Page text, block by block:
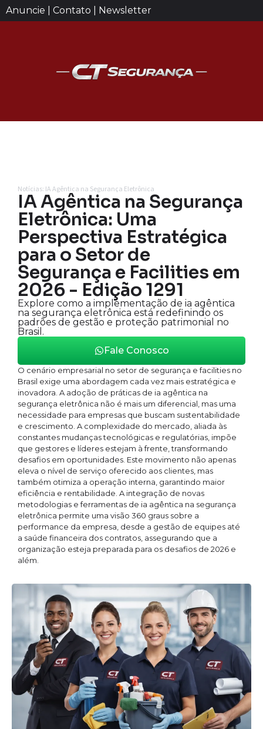
Anuncie | Contato | Newsletter
Notícias: IA Agêntica na Segurança Eletrônica
IA Agêntica na Segurança
Eletrônica: Uma
Perspectiva Estratégica
para o Setor de
Segurança e Facilities em
2026 - Edição 1291
Explore como a implementação de ia agêntica
na segurança eletrônica está redefinindo os
padrões de gestão e proteção patrimonial no
Brasil.
Fale Conosco
O cenário empresarial no setor de segurança e facilities no
Brasil exige uma abordagem cada vez mais estratégica e
inovadora. A adoção de práticas de ia agêntica na
segurança eletrônica não é mais um diferencial, mas uma
necessidade para empresas que buscam sustentabilidade
e crescimento. A complexidade do mercado, aliada às
constantes mudanças tecnológicas e regulatórias, impõe
que gestores e líderes estejam à frente, transformando
desafios em oportunidades. Este movimento não apenas
eleva o nível de serviço oferecido aos clientes, mas
também otimiza a operação interna, garantindo maior
eficiência e rentabilidade. A integração de novas
metodologias e ferramentas de ia agêntica na segurança
eletrônica permite uma visão 360 graus sobre a
performance da empresa, desde a gestão de equipes até
a saúde financeira dos contratos, assegurando que a
organização esteja preparada para os desafios de 2026 e
além.